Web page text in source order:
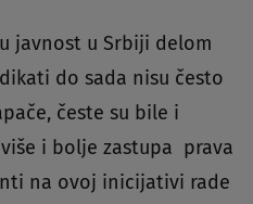
javnost u Srbiji delom
do sada nisu često
česte su bile i
i bolje zastupa prava
na ovoj inicijativi rade